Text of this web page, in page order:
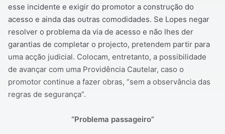
esse incidente e exigir do promotor a construção do
acesso e ainda das outras comodidades. Se Lopes negar
resolver o problema da via de acesso e não lhes der
garantias de completar o projecto, pretendem partir para
uma acção judicial. Colocam, entretanto, a possibilidade
de avançar com uma Providência Cautelar, caso o
promotor continue a fazer obras, “sem a observância das
regras de segurança”.
“Problema passageiro”